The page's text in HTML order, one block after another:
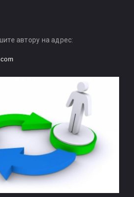
автору на адрес: